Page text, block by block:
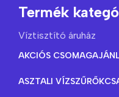
Termék
Víztisztító áruház
AKCIÓS
ASZTALI VÍZSZŰRŐK